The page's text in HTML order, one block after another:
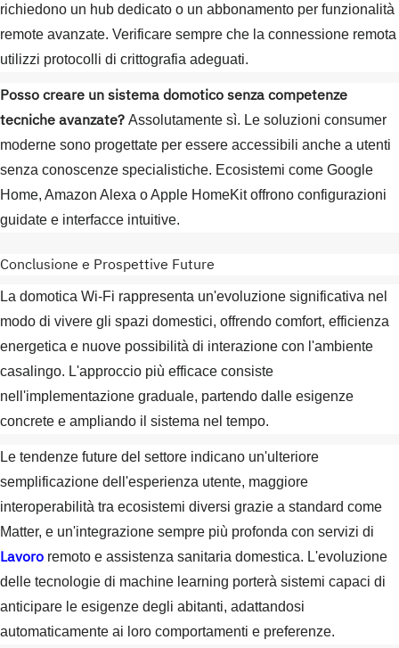
richiedono un hub dedicato o un abbonamento per funzionalità
remote avanzate. Verificare sempre che la connessione remota
utilizzi protocolli di crittografia adeguati.
Posso creare un sistema domotico senza competenze
tecniche avanzate? Assolutamente sì. Le soluzioni consumer
moderne sono progettate per essere accessibili anche a utenti
senza conoscenze specialistiche. Ecosistemi come Google
Home, Amazon Alexa o Apple HomeKit offrono configurazioni
guidate e interfacce intuitive.
Conclusione e Prospettive Future
La domotica Wi-Fi rappresenta un'evoluzione significativa nel
modo di vivere gli spazi domestici, offrendo comfort, efficienza
energetica e nuove possibilità di interazione con l'ambiente
casalingo. L'approccio più efficace consiste
nell'implementazione graduale, partendo dalle esigenze
concrete e ampliando il sistema nel tempo.
Le tendenze future del settore indicano un'ulteriore
semplificazione dell'esperienza utente, maggiore
interoperabilità tra ecosistemi diversi grazie a standard come
Matter, e un'integrazione sempre più profonda con servizi di
Lavoro remoto e assistenza sanitaria domestica. L'evoluzione
delle tecnologie di machine learning porterà sistemi capaci di
anticipare le esigenze degli abitanti, adattandosi
automaticamente ai loro comportamenti e preferenze.